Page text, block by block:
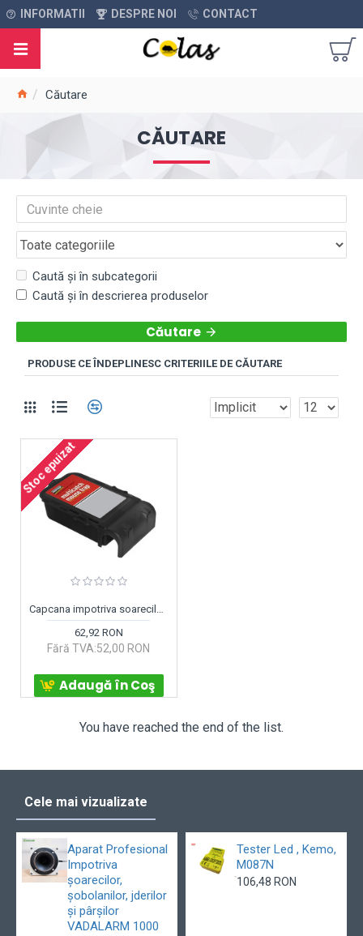
INFORMATII DESPRE NOI CONTACT
Căutare
CĂUTARE
Caută și în subcategorii
Caută și în descrierea produselor
Căutare
PRODUSE CE ÎNDEPLINESC CRITERIILE DE CĂUTARE
Stoc epuizat
62,92 RON
Fără TVA:52,00 RON
Adaugă în Coş
You have reached the end of the list.
Cele mai vizualizate
Aparat Profesional
Impotriva
șoarecilor,
șobolanilor, jderilor
și pârșilor
VADALARM 1000
Tester Led , Kemo,
M087N
106,48 RON